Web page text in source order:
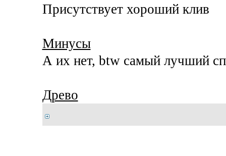
Присутствует хороший клив
Минусы
А их нет, btw самый лучший
Древо